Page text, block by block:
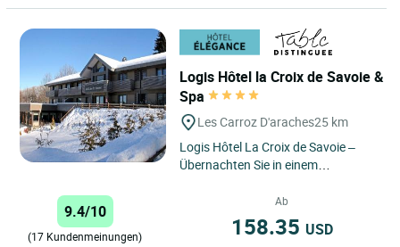
Logis Hôtel la Croix de Savoie &
Spa
Les Carroz D'araches25 km
Logis Hôtel La Croix de Savoie –
Übernachten Sie in einem
Alpen, wo nachhaltiger...
9.4/10
(17 Kundenmeinungen)
Ab
158.35 USD